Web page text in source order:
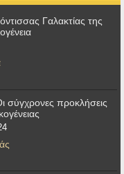
Γαλακτίας της
σύγχρονες προκλήσεις